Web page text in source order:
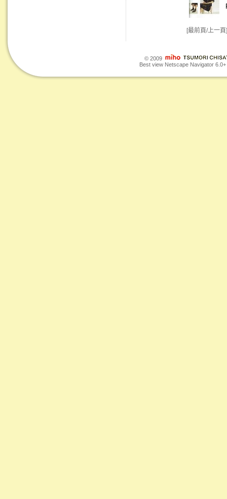
[最前頁/上一
© 2009
Best view Netscape Navigator